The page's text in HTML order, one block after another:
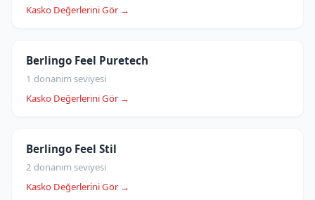
Kasko Değerlerini Gör →
Berlingo Feel Puretech
1 donanım seviyesi
Kasko Değerlerini Gör →
Berlingo Feel Stil
2 donanım seviyesi
Kasko Değerlerini Gör →